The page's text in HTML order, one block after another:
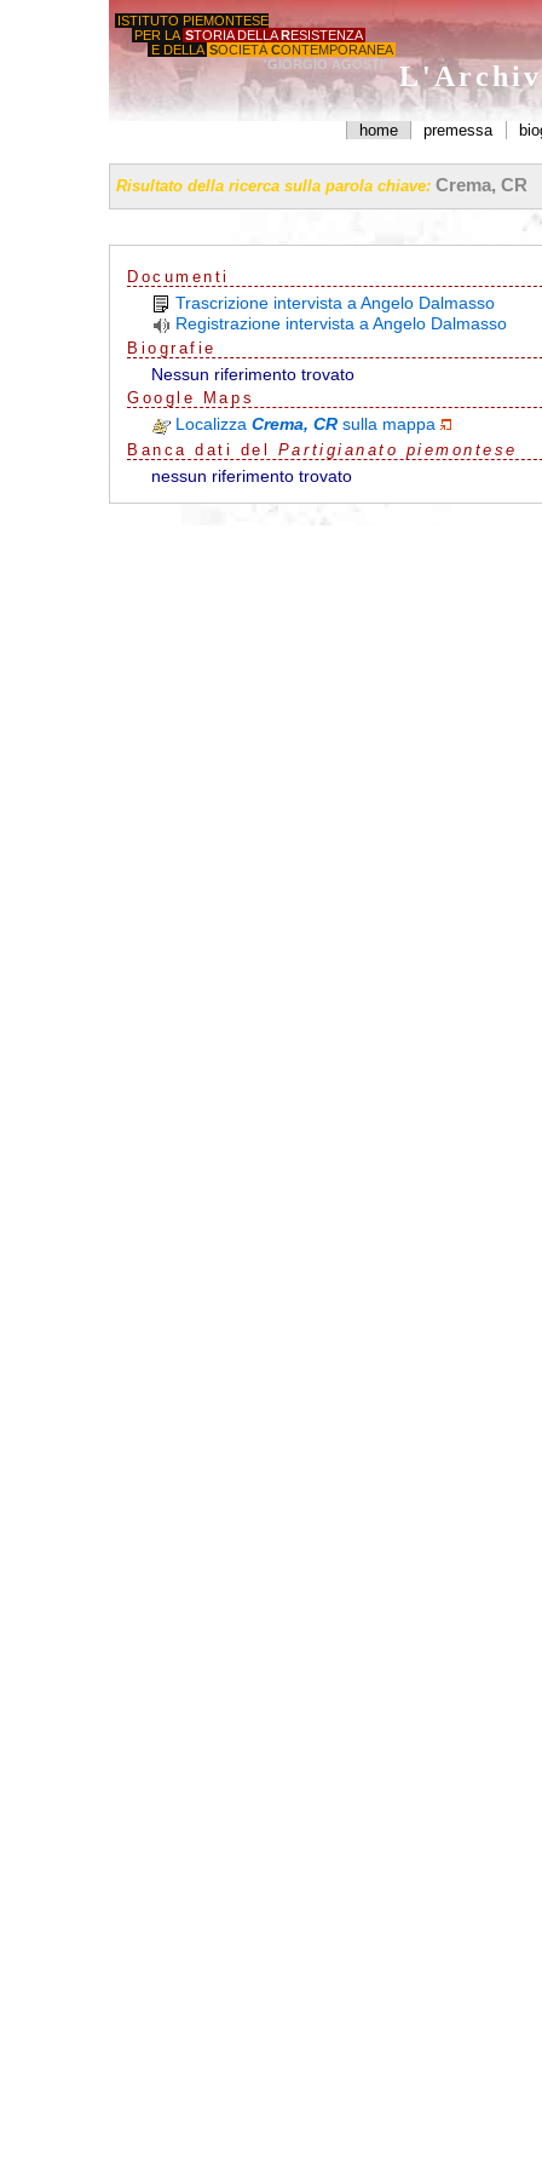
ISTITUTO PIEMONTESE
PER LA STORIA DELLA RESISTENZA
E DELLA SOCIETÀ CONTEMPORANEA
'GIORGIO AGOSTI'
home premessa
Risultato della ricerca sulla parola chiave: Crema, CR
Documenti
Trascrizione intervista a Angelo Dalmasso
Registrazione intervista a Angelo Dalmasso
Biografie
Nessun riferimento trovato
G oo g e Maps
LocalizzaCrema, CRsulla mappa
Banca dati del Partigianato piemontese
nessun riferimento trovato